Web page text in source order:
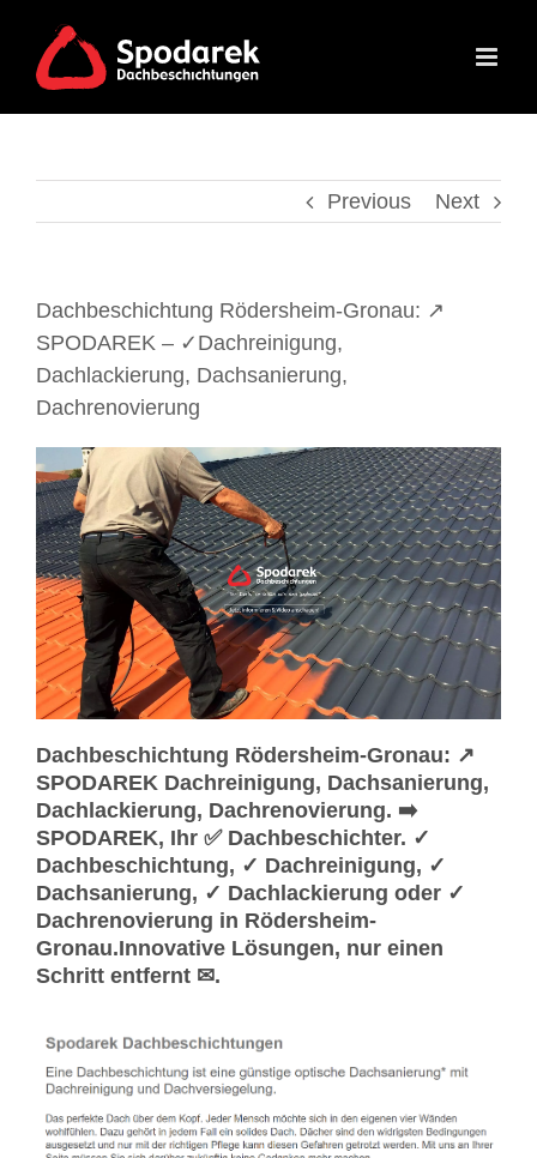
content
Previous Next
Dachbeschichtung Rödersheim-Gronau: ↗️
SPODAREK – ✓Dachreinigung,
Dachlackierung, Dachsanierung,
Dachrenovierung
Dachbeschichtung Rödersheim-Gronau: ↗️
SPODAREK Dachreinigung, Dachsanierung,
Dachlackierung, Dachrenovierung. ➡️
SPODAREK, Ihr ✅ Dachbeschichter. ✓
Dachbeschichtung, ✓ Dachreinigung, ✓
Dachsanierung, ✓ Dachlackierung oder ✓
Dachrenovierung in Rödersheim-
Gronau.Innovative Lösungen, nur einen
Schritt entfernt ✉.